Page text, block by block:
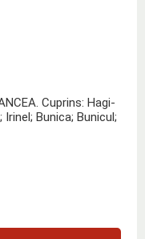
Cuprins: Hagi-
Bunica; Bunicul;